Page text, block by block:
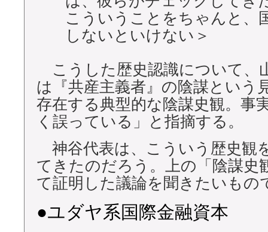
こういうことをちゃんと、
しないといけない＞
こうした歴史認識について、
は『共産主義者』の陰謀という
存在する典型的な陰謀史観。事
く誤っている」と指摘する。
神谷代表は、こういう歴史観
てきたのだろう。上の「陰謀史
て証明した議論を聞きたいもの
●ユダヤ系国際金融資本